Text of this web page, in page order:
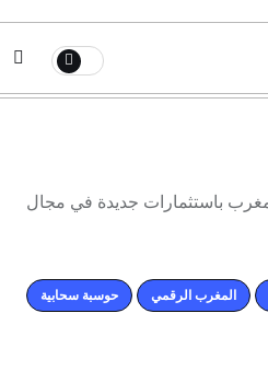
المغرب الرقمي حوسبة سحابية